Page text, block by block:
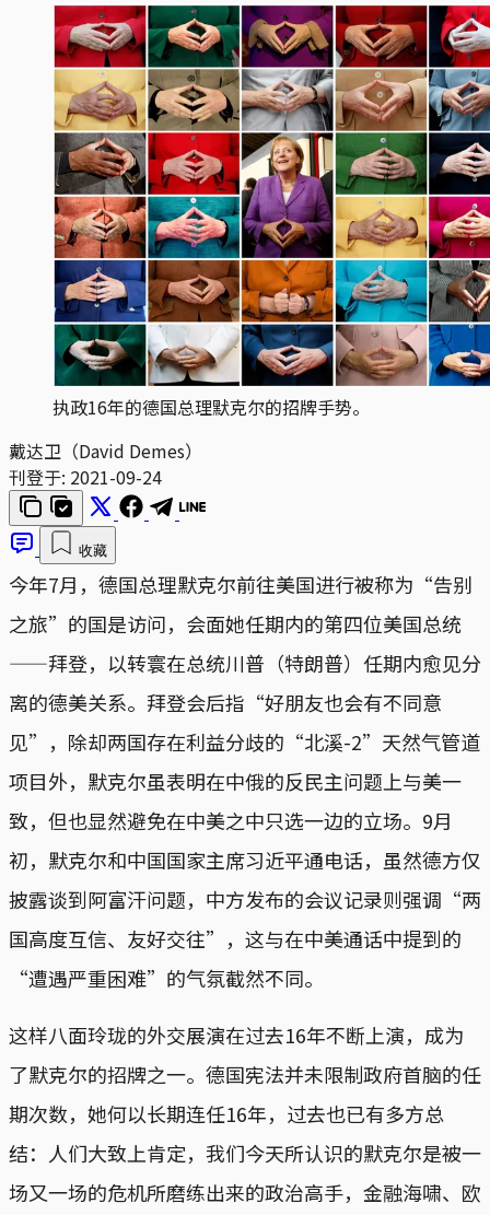
执政16年的德国总理默克尔的招牌手势。
戴达卫（David Demes）
刊登于: 2021-09-24
收藏
今年7月，德国总理默克尔前往美国进行被称为“告别
之旅”的国是访问，会面她任期内的第四位美国总统
——拜登，以转寰在总统川普（特朗普）任期内愈见分
离的德美关系。拜登会后指“好朋友也会有不同意
见”，除却两国存在利益分歧的“北溪-2”天然气管道
项目外，默克尔虽表明在中俄的反民主问题上与美一
致，但也显然避免在中美之中只选一边的立场。9月
初，默克尔和中国国家主席习近平通电话，虽然德方仅
披露谈到阿富汗问题，中方发布的会议记录则强调“两
国高度互信、友好交往”，这与在中美通话中提到的
“遭遇严重困难”的气氛截然不同。
这样八面玲珑的外交展演在过去16年不断上演，成为
了默克尔的招牌之一。德国宪法并未限制政府首脑的任
期次数，她何以长期连任16年，过去也已有多方总
结：人们大致上肯定，我们今天所认识的默克尔是被一
场又一场的危机所磨练出来的政治高手，金融海啸、欧